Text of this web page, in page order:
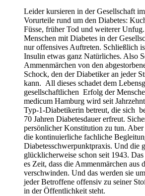
Leider kursieren in der Gesellschaft
Vorurteile rund um den Diabetes:
Füsse, früher Tod und weiterer
Menschen mit Diabetes in der
nur offensives Auftreten. Schließlich
Insulin etwas ganz Natürliches. Also
Ammenmärchen von den
Schock, den der Diabetiker an jeder
kann. All dieses schadet dem
gesellschaftlichen Erfolg der
medicum Hamburg wird seit
Typ-1-Diabetikerin betreut, die sich
70 Jahren Diabetesdauer erfreut.
persönlicher Konstitution zu tun. Aber
die kontinuierliche fachliche
Diabetesschwerpunktpraxis. Und die
glücklicherweise schon seit 1943.
es Zeit, dass die Ammenmärchen aus
verschwinden. Und das werden sie
jeder Betroffene offensiv zu seiner
in der Öffentlichkeit steht.